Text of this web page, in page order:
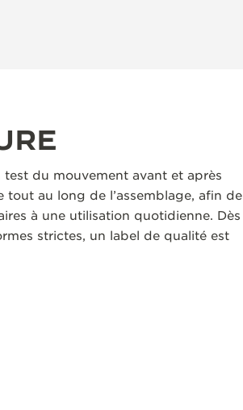
du mouvement avant et après
tout au long de l’assemblage, afin de
à une utilisation quotidienne. Dès
strictes, un label de qualité est